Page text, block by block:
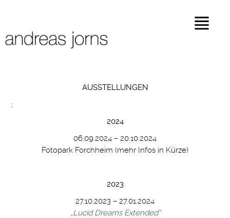
AUSSTELLUNGEN
;
2024
06.09.2024 – 20.10.2024
Fotopark Forchheim (mehr Infos in Kürze)
2023
27.10.2023 – 27.01.2024
„Lucid Dreams Extended“